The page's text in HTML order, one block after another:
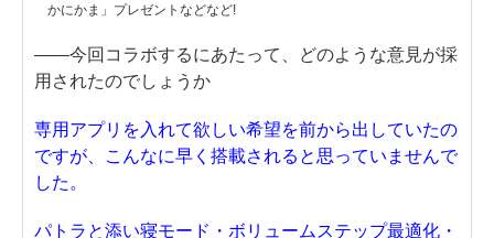
かにかま」プレゼントなどなど!
——今回コラボするにあたって、どのような意見が採
用されたのでしょうか
専用アプリを入れて欲しい希望を前から出していたの
ですが、こんなに早く搭載されると思っていませんで
した。
パトラと添い寝モード・ボリュームステップ最適化・